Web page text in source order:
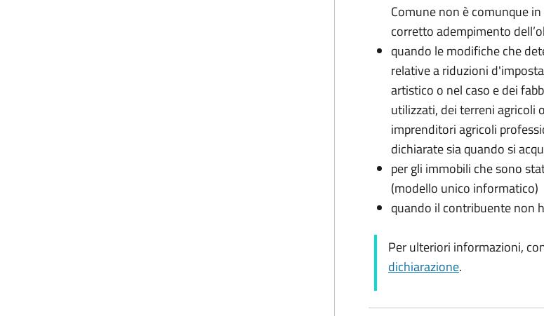
Comune non è comunque
corretto adempimento
quando le modifiche che
relative a riduzioni
artistico o nel caso e dei
utilizzati, dei terreni agricoli
imprenditori agricoli
dichiarate sia quando si
per gli immobili che sono
(modello unico informatico)
quando il contribuente non
Per ulteriori informazioni,
dichiarazione.